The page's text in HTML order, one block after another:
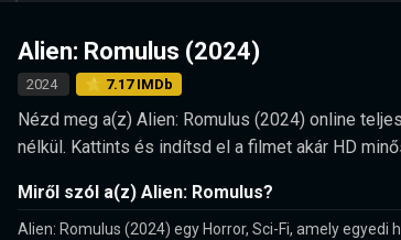
Alien: Romulus (2024)
2024 ⭐ 7.17 IMDb
Nézd meg a(z) Alien: Romulus (2024) online
nélkül. Kattints és indítsd el a filmet akár HD
Miről szól a(z) Alien: Romulus?
Alien: Romulus (2024) egy Horror, Sci-Fi, amely